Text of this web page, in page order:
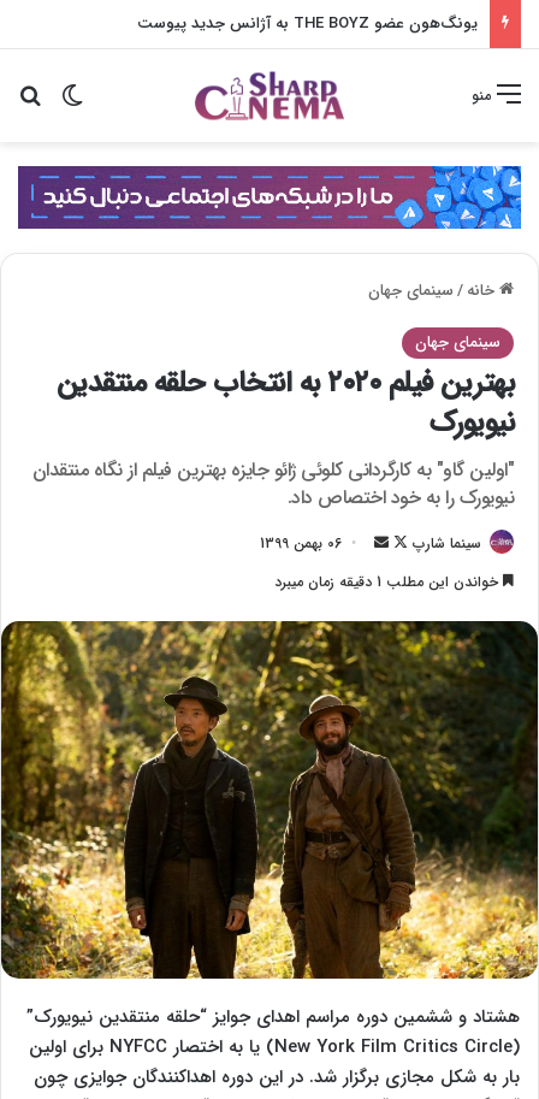
دعوا بزرگ جی سونگ و ها یون کیونگ در شغل آپارتمان
تغییر منو
خانه/سینمای جهان
سینمای جهان
بهترین فیلم ۲۰۲۰ به انتخاب حلقه منتقدین
نیویورک
"اولین گاو" به کارگردانی کلوئی ژائو جایزه بهترین فیلم از نگاه منتقدان
نیویورک را به خود اختصاص داد.
سینما شارپ
F
l
o
w
o
n
ا
ل
ا
ی
م
06 بهمن 1399
خواندن این مطلب 1 دقیقه زمان میبرد
هشتاد و ششمین دوره مراسم اهدای جوایز “حلقه منتقدین نیویورک”
(New York Film Critics Circle) یا به اختصار NYFCC برای اولین
بار به شکل مجازی برگزار شد. در این دوره اهداکنندگان جوایزی چون